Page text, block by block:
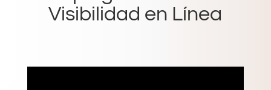
Visibilidad en Línea